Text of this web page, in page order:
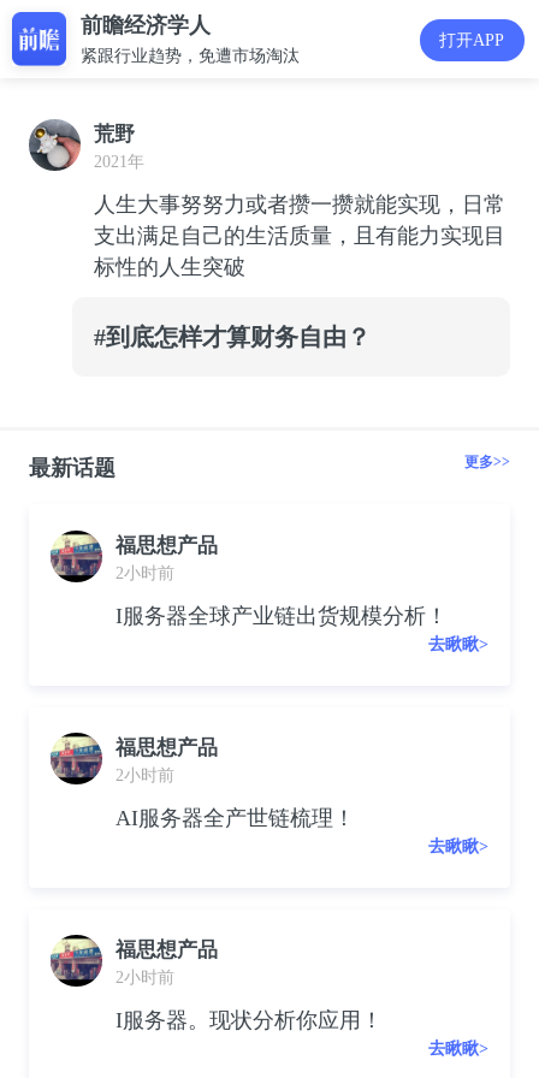
前瞻经济学人
紧跟行业趋势，免遭市场淘汰
打开APP
荒野
2021年
人生大事努努力或者攒一攒就能实现，日常
支出满足自己的生活质量，且有能力实现目
标性的人生突破
#到底怎样才算财务自由？
最新话题 更多>>
福思想产品
2小时前
I服务器全球产业链出货规模分析！
去瞅瞅>
福思想产品
2小时前
AI服务器全产世链梳理！
去瞅瞅>
福思想产品
2小时前
I服务器。现状分析你应用！
去瞅瞅>